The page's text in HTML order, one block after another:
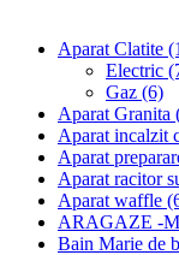
Aparat Clatite
Electric
Gaz (6)
Aparat Granita
Aparat incalzit
Aparat
Aparat racitor
Aparat waffle
ARAGAZE -
Bain Marie de